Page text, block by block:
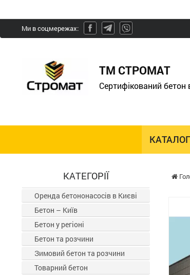
Ми в соцмережах:
ТМ СТРОМАТ
Сертифікований
КАТАЛОГ
КАТЕГОРІЇ
Оренда бетононасосів в Києві
Бетон – Київ
Бетон у регіоні
Бетон та розчини
Зимовий бетон та розчини
Товарний бетон